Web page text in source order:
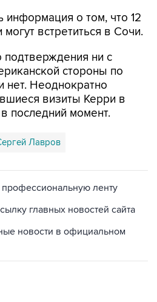
информация о том, что 12
встретиться в Сочи.
ни с
стороны по
нет. Неоднократно
визиты Керри в
последний момент.
Лавров
профессиональную ленту
главных новостей сайта
новости в официальном